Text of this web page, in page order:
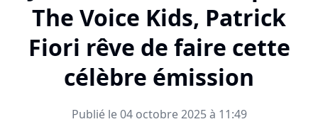
The Voice Kids, Patrick
Fiori rêve de faire cette
célèbre émission
Publié le 04 octobre 2025 à 11:49